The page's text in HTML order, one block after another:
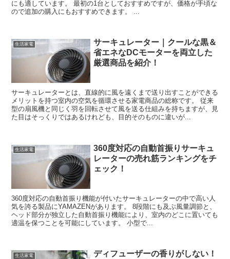
にも適しています。 最初の1台としておすすめですが、価格が手頃な
ので追加の購入にもおすすめできます。 ...
生活家電
サーキュレーター｜クールな黒＆
省エネなDCモーターを両立した
厳選商品を紹介！
サーキュレーターとは、直線的に風を遠くまで送り出すことができる
メリットを持つ室内の空気を循環させる家電商品の総称です。 従来
型の扇風機と同じく羽を回転させて風を送る仕組みを持ちますが、見
た目はそっくりではあるけれども、目的そのものに違いが...
生活家電
360度対応の自動首振りサーキュ
レーターの売れ筋ランキングをチ
ェック！
360度対応の自動首振り機能が付いたサーキュレーターの中で高い人
気を誇る製品にYAMAZENがあります。 8段階にも及ぶ風量調節と、
ヘッド部分が独立した自動首振り機能により、室内のどこに置いても
適温を保つことを可能にしています。 小型で...
生活家電
ディフューザーの香りがしない！